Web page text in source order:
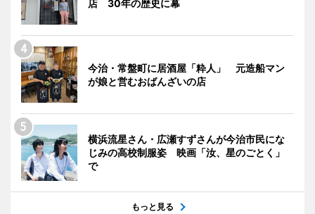
店 30年の歴史に幕
今治・常盤町に居酒屋「粋人」 元造船マン
が娘と営むおばんざいの店
横浜流星さん・広瀬すずさんが今治市民にな
じみの高校制服姿 映画「汝、星のごとく」
で
もっと見る